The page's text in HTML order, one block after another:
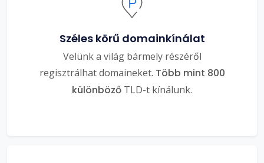
Széles körű domainkínálat
Velünk a világ bármely részéről
regisztrálhat domaineket. Több mint 800
különböző TLD-t kínálunk.